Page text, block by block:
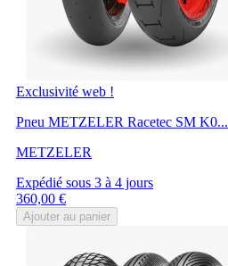
Exclusivité web !
Pneu METZELER Racetec SM K0...
METZELER
Expédié sous 3 à 4 jours
Prix
360,00 €
Ajouter au panier